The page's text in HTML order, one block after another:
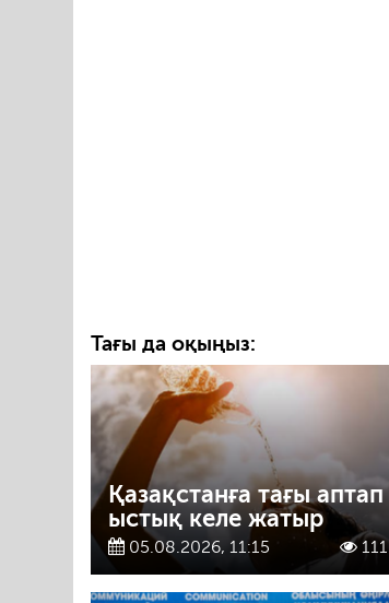
Тағы да оқыңыз:
Қазақстанға тағы аптап
ыстық келе жатыр
05.08.2026, 11:15 111